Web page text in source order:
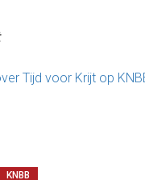
Tijd voor Krijt op
KNBB